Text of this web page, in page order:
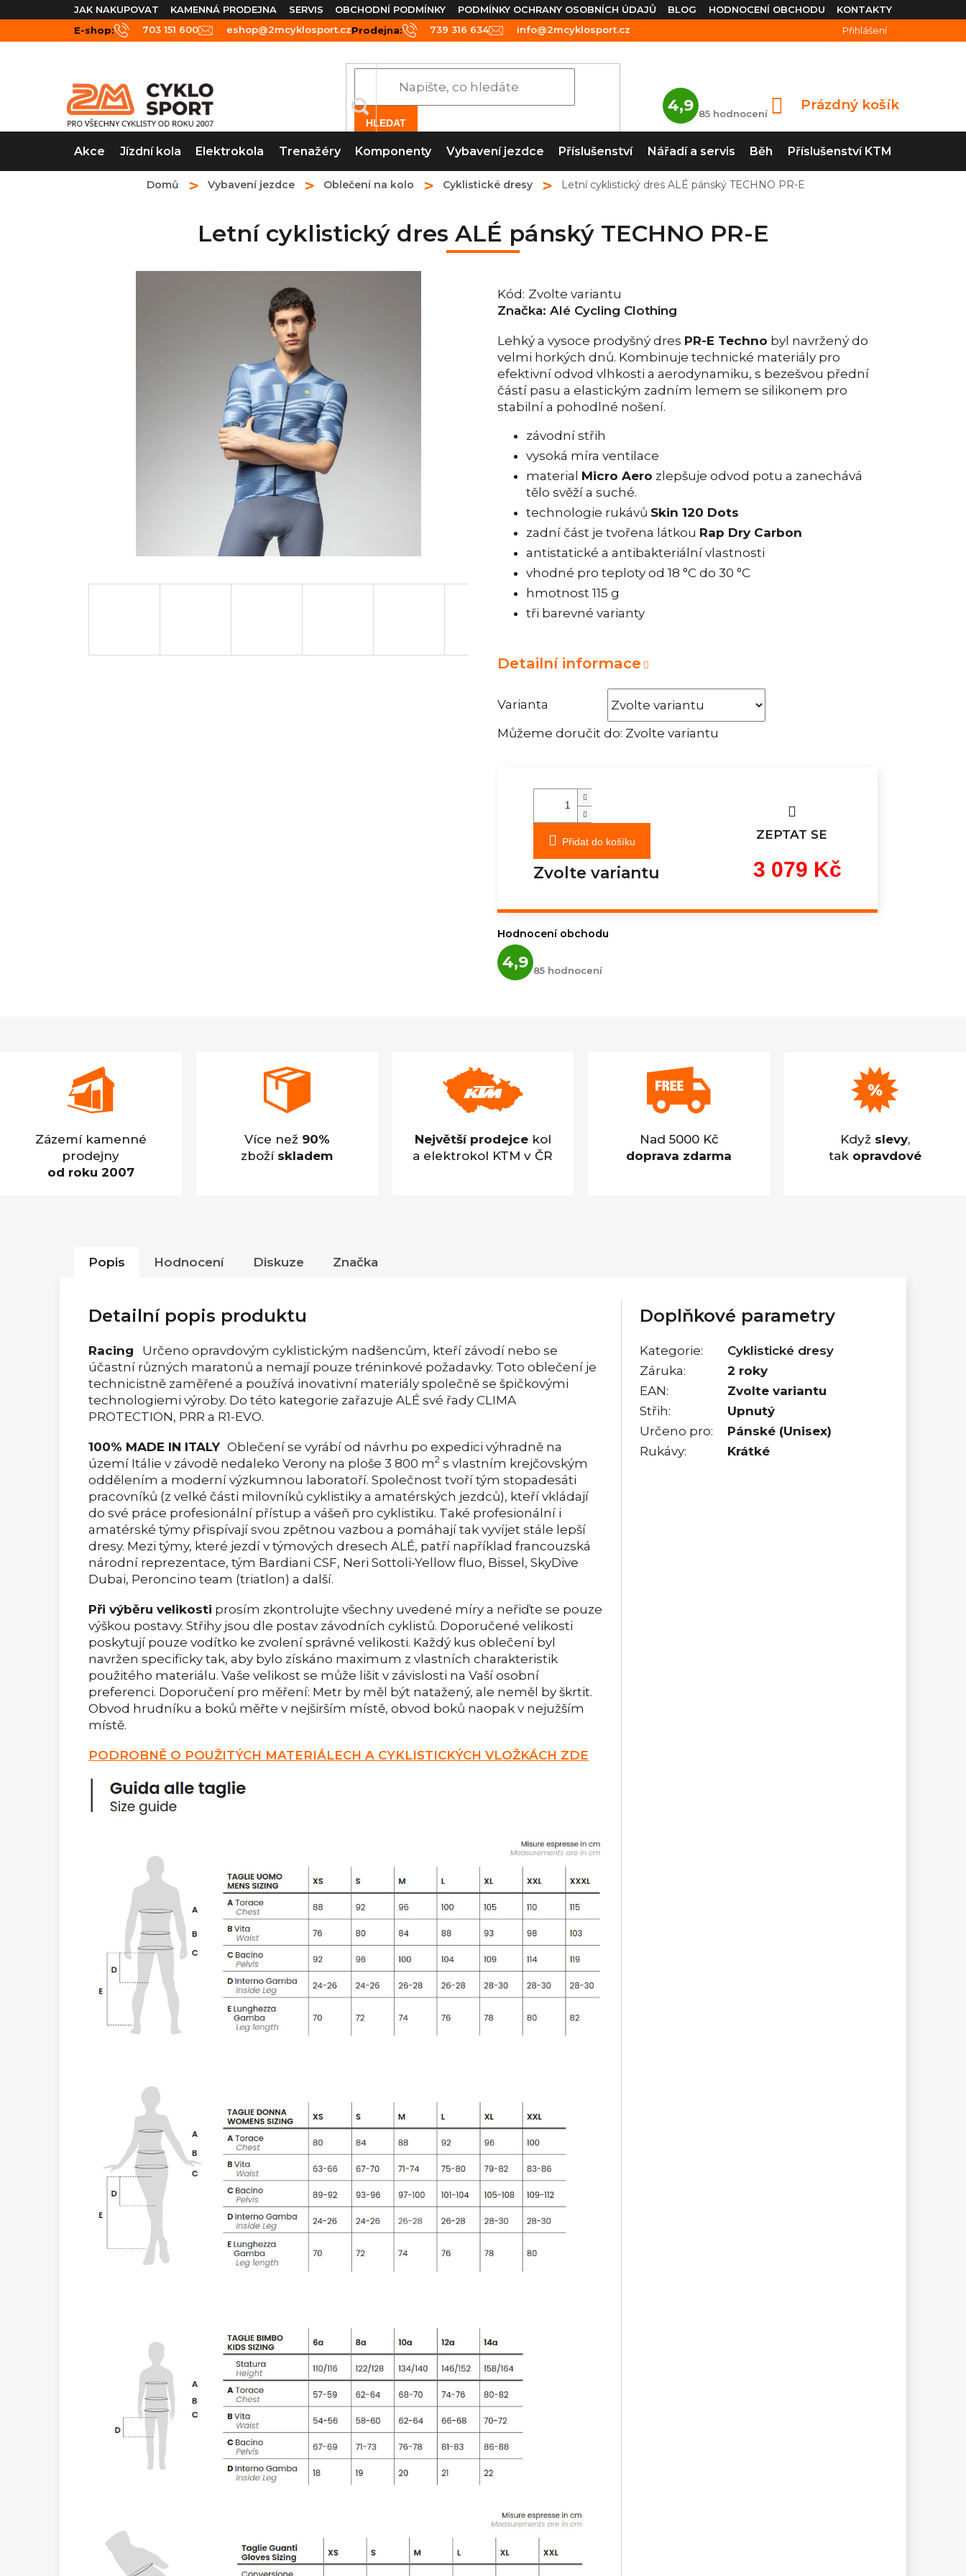
na
obsah
JAK NAKUPOVAT KAMENNÁ PRODEJNA SERVIS OBCHODNÍ PODMÍNKY PODMÍNKY OCHRANY OSOBNÍCH ÚDAJŮ BLOG KONTAKTY
HODNOCENÍ OBCHODU
E-shop:
703 151 600 eshop@2mcyklosport.czProdejna: 739 316 634 info@2mcyklosport.cz Přihlášení
HLEDAT
4,9
Průměrné
hodnocení
je
4,9
5
hvězdiček.
85 hodnocení
NÁKUPNÍ
Prázdný košík
Akce Jízdní kola Elektrokola Trenažéry Komponenty Vybavení jezdce Příslušenství Nářadí a servis Běh Příslušenství KTM
Domů Vybavení jezdce Oblečení na kolo Cyklistické dresy Letní cyklistický dres ALÉ pánský TECHNO PR-E
Letní cyklistický dres ALÉ pánský TECHNO PR-E
Kód: Zvolte variantu
Značka: Alé Cycling Clothing
Varianta
Můžeme doručit do: Zvolte variantu
Lehký a vysoce prodyšný dres PR-E Techno byl navržený do
velmi horkých dnů. Kombinuje technické materiály pro
efektivní odvod vlhkosti a aerodynamiku, s bezešvou přední
částí pasu a elastickým zadním lemem se silikonem pro
stabilní a pohodlné nošení.
závodní střih
vysoká míra ventilace
material Micro Aero zlepšuje odvod potu a zanechává
tělo svěží a suché.
technologie rukávů Skin 120 Dots
zadní část je tvořena látkou Rap Dry Carbon
antistatické a antibakteriální vlastnosti
vhodné pro teploty od 18 °C do 30 °C
hmotnost 115 g
tři barevné varianty
Detailní informace
Přidat do košíku
ZEPTAT SE
Zvolte variantu 3 079 Kč
cena:
Hodnocení obchodu
4,9 hodnocení
obchodu
85 hodnocení
Zázemí kamenné
prodejny
od roku 2007
Více než 90%
zboží skladem
Největší prodejcekol
a elektrokol KTM v ČR
Nad 5000 Kč
doprava zdarma
Když slevy,
tak opravdové
Popis Hodnocení Diskuze Značka
Detailní popis produktu
Racing Určeno opravdovým cyklistickým nadšencům, kteří závodí nebo se
účastní různých maratonů a nemají pouze tréninkové požadavky. Toto oblečení je
technicistně zaměřené a používá inovativní materiály společně se špičkovými
technologiemi výroby. Do této kategorie zařazuje ALÉ své řady CLIMA
PROTECTION, PRR a R1-EVO.
100% MADE IN ITALY Oblečení se vyrábí od návrhu po expedici výhradně na
území Itálie v závodě nedaleko Verony na ploše 3 800 m2 s vlastním krejčovským
oddělením a moderní výzkumnou laboratoří. Společnost tvoří tým stopadesáti
pracovníků (z velké části milovníků cyklistiky a amatérských jezdců), kteří vkládají
do své práce profesionální přístup a vášeň pro cyklistiku. Také profesionální i
amatérské týmy přispívají svou zpětnou vazbou a pomáhají tak vyvíjet stále lepší
dresy. Mezi týmy, které jezdí v týmových dresech ALÉ, patří například francouzská
národní reprezentace, tým Bardiani CSF, Neri Sottoli-Yellow fluo, Bissel, SkyDive
Dubai, Peroncino team (triatlon) a další.
Při výběru velikosti prosím zkontrolujte všechny uvedené míry a neřiďte se pouze
výškou postavy. Střihy jsou dle postav závodních cyklistů. Doporučené velikosti
poskytují pouze vodítko ke zvolení správné velikosti. Každý kus oblečení byl
navržen specificky tak, aby bylo získáno maximum z vlastních charakteristik
použitého materiálu. Vaše velikost se může lišit v závislosti na Vaší osobní
preferenci. Doporučení pro měření: Metr by měl být natažený, ale neměl by škrtit.
Obvod hrudníku a boků měřte v nejširším místě, obvod boků naopak v nejužším
místě.
PODROBNĚ O POUŽITÝCH MATERIÁLECH A CYKLISTICKÝCH VLOŽKÁCH ZDE
Doplňkové parametry
Kategorie:
Cyklistické dresy
Záruka:
2 roky
EAN:
Zvolte variantu
Střih:
Upnutý
Určeno pro:
Pánské (Unisex)
Rukávy: Krátké